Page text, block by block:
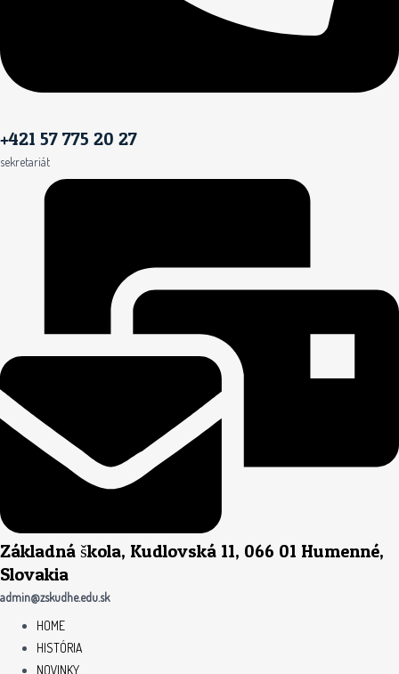
+421 57 775 20 27
sekretariát
Základná škola, Kudlovská 11, 066 01 Humenné,
Slovakia
admin@zskudhe.edu.sk
HOME
HISTÓRIA
NOVINKY